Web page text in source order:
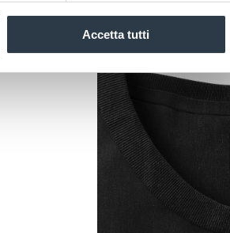
Accetta tutti